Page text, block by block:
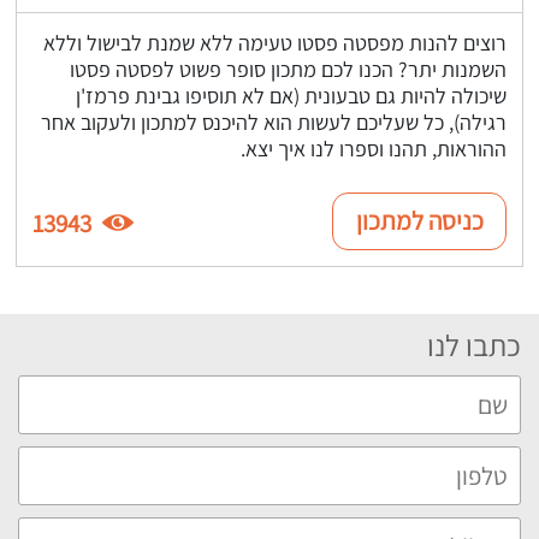
רוצים להנות מפסטה פסטו טעימה ללא שמנת לבישול וללא
השמנות יתר? הכנו לכם מתכון סופר פשוט לפסטה פסטו
שיכולה להיות גם טבעונית (אם לא תוסיפו גבינת פרמז'ן
רגילה), כל שעליכם לעשות הוא להיכנס למתכון ולעקוב אחר
ההוראות, תהנו וספרו לנו איך יצא.
כניסה למתכון 13943
כתבו לנו